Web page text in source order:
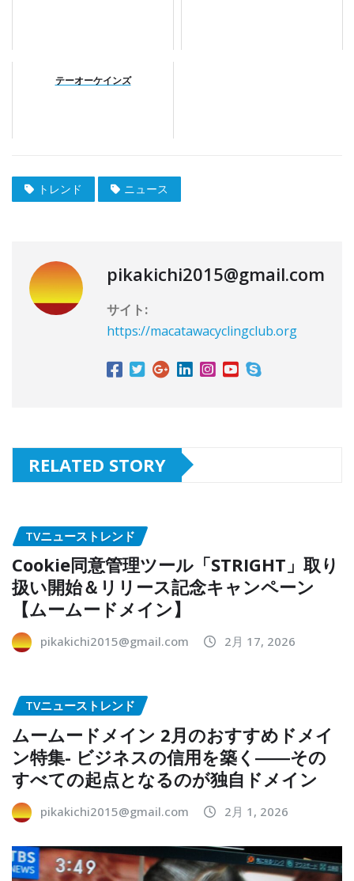
テーオーケインズ
トレンド ニュース
pikakichi2015@gmail.com
サイト:
https://macatawacyclingclub.org
RELATED STORY
TVニューストレンド
Cookie同意管理ツール「STRIGHT」取り
扱い開始＆リリース記念キャンペーン
【ムームードメイン】
pikakichi2015@gmail.com 2月 17, 2026
TVニューストレンド
ムームードメイン 2月のおすすめドメイ
ン特集- ビジネスの信用を築く――その
すべての起点となるのが独自ドメイン
pikakichi2015@gmail.com 2月 1, 2026